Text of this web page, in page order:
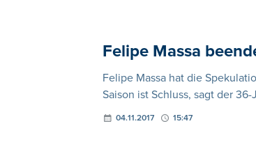
Felipe Massa
Felipe Massa hat die
Saison ist Schluss, sagt der
04.11.2017 15:47